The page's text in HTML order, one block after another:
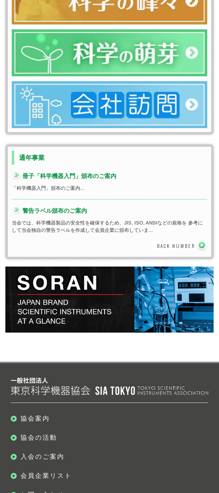
通年事業
冊子「科学機器入門」頒布のご案内
「科学機器入門」頒布のご案内...
警告ラベル頒布のご案内
当会では、科学機器製品の安全性を確保するため、JIS, ISO, ANSIなどの規格を 参考に
して当会独自の警告ラベルを作成して会員企業に頒布していま...
BACK NUMBER
協会案内
協会の活動
入会のご案内
会員企業リスト